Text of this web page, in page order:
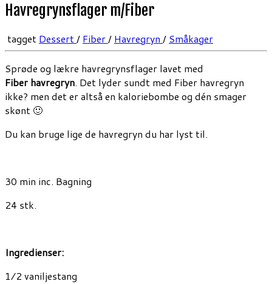
Havregrynsflager m/Fiber
tagget Dessert / Fiber / Havregryn / Småkager
Sprøde og lækre havregrynsflager lavet med
Fiber havregryn. Det lyder sundt med Fiber havregryn
ikke? men det er altså en kaloriebombe og dén smager
skønt 🙂
Du kan bruge lige de havregryn du har lyst til.
30 min inc. Bagning
24 stk.
Ingredienser:
1⁄2 vaniljestang